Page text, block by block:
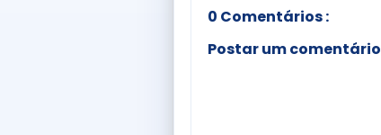
0 Comentários :
Postar um comentário